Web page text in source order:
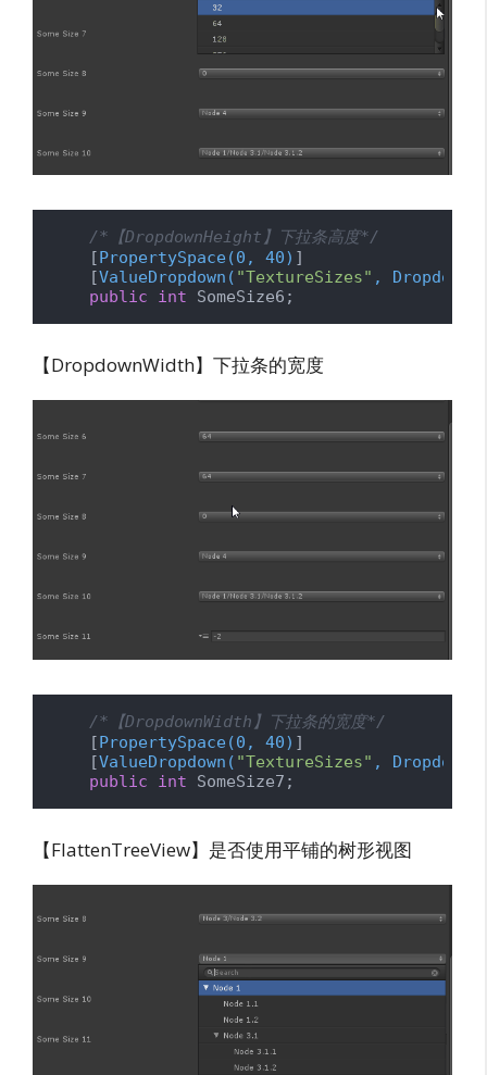
/*【DropdownHeight】下拉条高度*/
    [
PropertySpace(0, 40) ]
    [
ValueDropdown( "TextureSizes" ,
public
int SomeSize6;
【DropdownWidth】下拉条的宽度
/*【DropdownWidth】下拉条的宽度*/
    [
PropertySpace(0, 40) ]
    [
ValueDropdown( "TextureSizes" ,
public
int SomeSize7;
【FlattenTreeView】是否使用平铺的树形视图